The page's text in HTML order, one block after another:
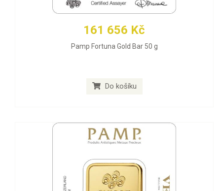
161 656 Kč
Pamp Fortuna Gold Bar 50 g
Do košíku